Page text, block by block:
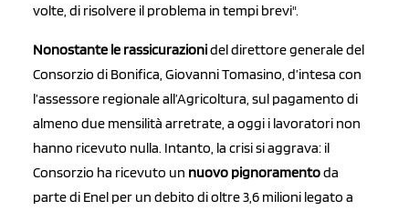
volte, di risolvere il problema in tempi brevi".
Nonostante le rassicurazionidel direttore generale del
Consorzio di Bonifica, Giovanni Tomasino, d’intesa con
l’assessore regionale all’Agricoltura, sul pagamento di
almeno due mensilità arretrate, a oggi i lavoratori non
hanno ricevuto nulla. Intanto, la crisi si aggrava: il
Consorzio ha ricevuto un nuovo pignoramentoda
parte di Enel per un debito di oltre 3,6 milioni legato a